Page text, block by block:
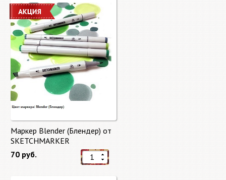
Маркер Blender (Блендер) от
SKETCHMARKER
70 руб.